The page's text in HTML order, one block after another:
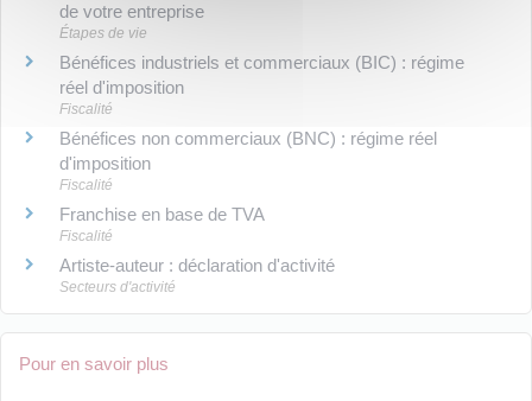
de votre entreprise
Étapes de vie
Bénéfices industriels et commerciaux (BIC) : régime
réel d'imposition
Fiscalité
Bénéfices non commerciaux (BNC) : régime réel
d'imposition
Fiscalité
Franchise en base de TVA
Fiscalité
Artiste-auteur : déclaration d'activité
Secteurs d'activité
Pour en savoir plus